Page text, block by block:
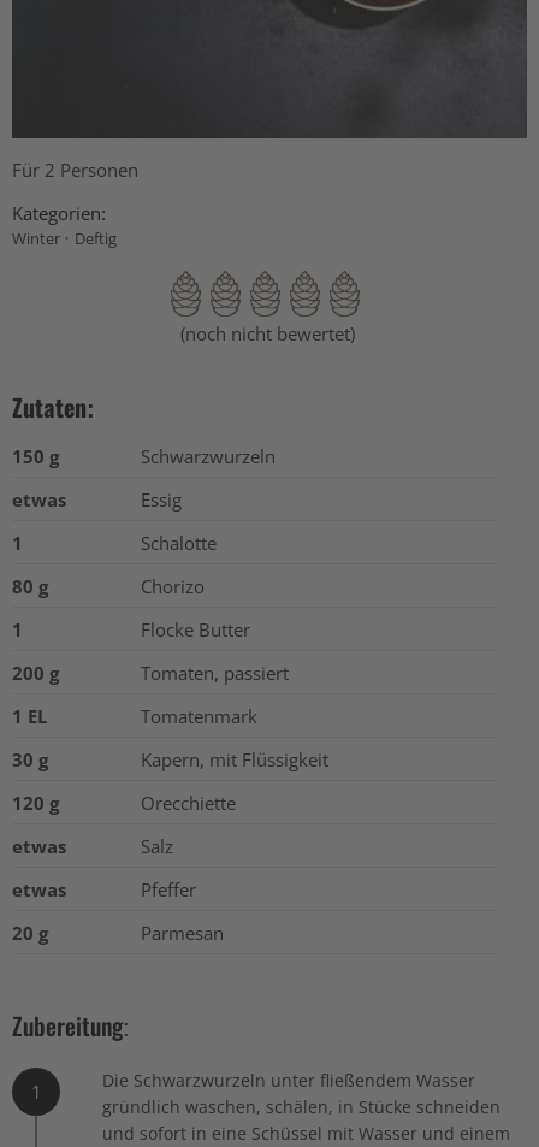
Für 2 Personen
Kategorien:
Winter · Deftig
(noch nicht bewertet)
Zutaten:
150 g
Schwarzwurzeln
etwas
Essig
1
Schalotte
80 g
Chorizo
1
Flocke Butter
200 g
Tomaten, passiert
1 EL
Tomatenmark
30 g
Kapern, mit Flüssigkeit
120 g
Orecchiette
etwas
Salz
etwas
Pfeffer
20 g
Parmesan
Zubereitung:
1
Die Schwarzwurzeln unter fließendem Wasser
gründlich waschen, schälen, in Stücke schneiden
und sofort in eine Schüssel mit Wasser und einem